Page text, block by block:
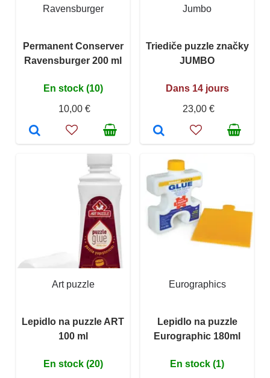
Ravensburger
Permanent Conserver
Ravensburger 200 ml
En stock (10)
10,00 €
Jumbo
Triediče puzzle značky
JUMBO
Dans 14 jours
23,00 €
Art puzzle
Lepidlo na puzzle ART
100 ml
En stock (20)
Eurographics
Lepidlo na puzzle
Eurographic 180ml
En stock (1)